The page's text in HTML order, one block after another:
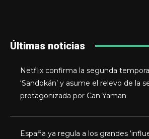
Últimas noticias
Netflix confirma la segunda
‘Sandokán’ y asume el relevo de la
protagonizada por Can Yaman
España ya regula a los grandes